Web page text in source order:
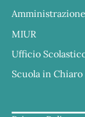
MIUR
Ufficio
Scuola in Chiaro